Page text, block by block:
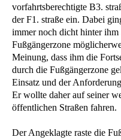
vorfahrtsberechtigte B3.
der F1. straße ein. Dabei
immer noch dicht hinter
Fußgängerzone
Meinung, dass ihm die
durch die Fußgängerzone
Einsatz und der
Er wollte daher auf seiner
öffentlichen Straßen fahren.
Der Angeklagte raste die